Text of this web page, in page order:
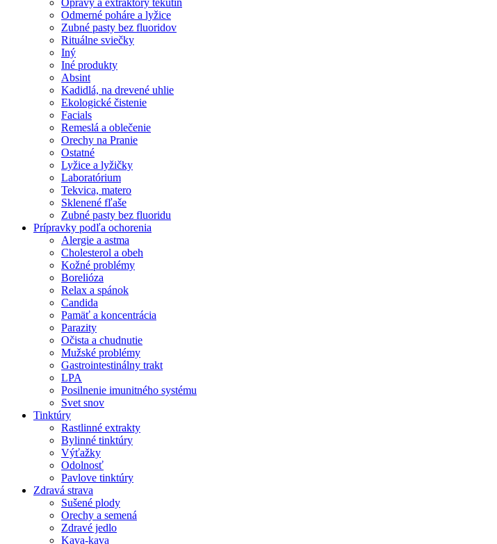
Odmerné poháre a lyžice
Zubné pasty bez fluoridov
Rituálne sviečky
Iný
Iné produkty
Absint
Kadidlá, na drevené uhlie
Ekologické čistenie
Facials
Remeslá a oblečenie
Orechy na Pranie
Ostatné
Lyžice a lyžičky
Laboratórium
Tekvica, matero
Sklenené fľaše
Zubné pasty bez fluoridu
Prípravky podľa ochorenia
Alergie a astma
Cholesterol a obeh
Kožné problémy
Borelióza
Relax a spánok
Candida
Pamäť a koncentrácia
Parazity
Očista a chudnutie
Mužské problémy
Gastrointestinálny trakt
LPA
Posilnenie imunitného systému
Svet snov
Tinktúry
Rastlinné extrakty
Bylinné tinktúry
Výťažky
Odolnosť
Pavlove tinktúry
Zdravá strava
Sušené plody
Orechy a semená
Zdravé jedlo
Kava-kava